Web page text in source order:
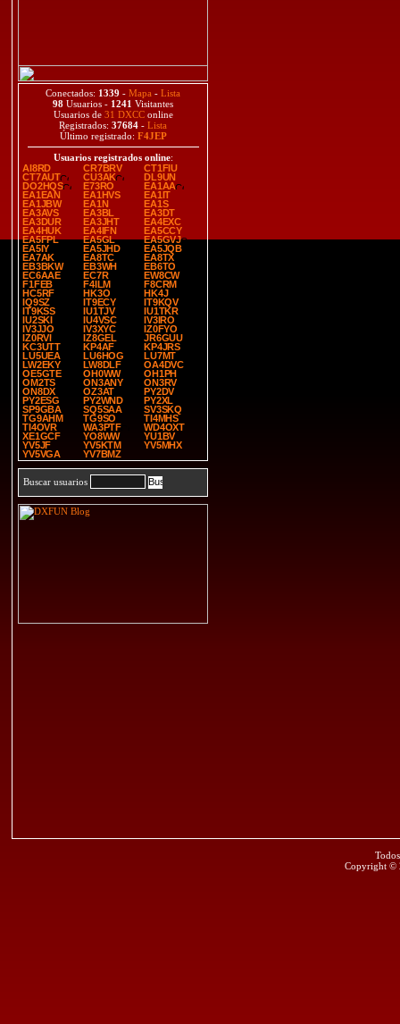
Conectados: 1339 - Mapa - Lista
98 Usuarios - 1241 Visitantes
Usuarios de 31 DXCConline
Registrados: 37684 - Lista
Último registrado: F4JEP
Usuarios registrados online:
AI8RD
CR7BRV
CT1FIU
CT7AUT
CU3AK
DL9UN
DO2HQS
E73RO
EA1AA
EA1EAN
EA1HVS
EA1IT
EA1JBW
EA1N
EA1S
EA3AVS
EA3BL
EA3DT
EA3DUR
EA3JHT
EA4EXC
EA4HUK
EA4IFN
EA5CCY
EA5FPL
EA5GL
EA5GVJ
EA5IY
EA5JHD
EA5JQB
EA7AK
EA8TC
EA8TX
EB3BKW
EB3WH
EB6TO
EC6AAE
EC7R
EW8CW
F1FEB
F4ILM
F8CRM
HC5RF
HK3O
HK4J
IQ9SZ
IT9ECY
IT9KQV
IT9KSS
IU1TJV
IU1TKR
IU2SKI
IU4VSC
IV3IRO
IV3JJO
IV3XYC
IZ0FYO
IZ0RVI
IZ8GEL
JR6GUU
KC3UTT
KP4AF
KP4JRS
LU5UEA
LU6HOG
LU7MT
LW2EKY
LW8DLF
OA4DVC
OE5GTE
OH0WW
OH1PH
OM2TS
ON3ANY
ON3RV
ON8DX
OZ3AT
PY2DV
PY2ESG
PY2WND
PY2XL
SP9GBA
SQ5SAA
SV3SKQ
TG9AHM
TG9SO
TI4MHS
TI4OVR
WA3PTF
WD4OXT
XE1GCF
YO8WW
YU1BV
YV5JF
YV5KTM
YV5MHX
YV5VGA
YV7BMZ
Buscar usuarios
Copyright ©